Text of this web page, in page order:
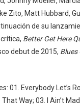
Zito, Matt Hubbard,
de su
Better Get Here
debut de 2015, Blues
01. Everybody Let’s
Way; 03. I Ain’t